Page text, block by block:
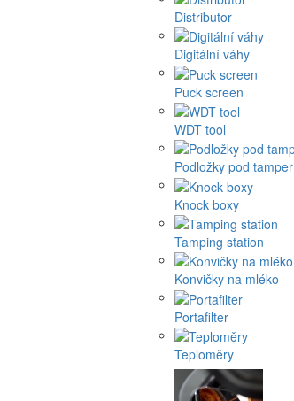
Distributor
Digitální váhy
Puck screen
WDT tool
Podložky pod tamper
Knock boxy
Tamping station
Konvičky na mléko
Portafilter
Teploměry